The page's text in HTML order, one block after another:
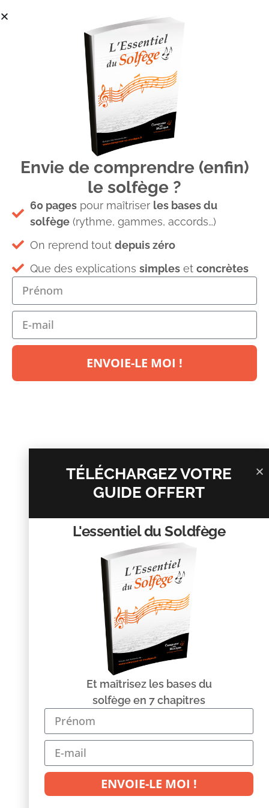
nuances musique
Laisser un commentaire
Votre adresse e-mail ne sera pas publiée.
obligatoires sont indiqués avec*
Enregistrer mon nom, mon e-mail et mon site dans le
navigateur pour mon prochain commentaire.
© Copyright Composer sa Musique | solfège, compo, home
studio 2013 – Tous droits réservés – Mentions légales
Envie de comprendre (enfin)
le solfège ?
60 pages pour maîtriser les bases du
solfège (rythme, gammes, accords…)
On reprend tout depuis zéro
Que des explications simples et concrètes
ENVOIE-LE MOI !
TÉLÉCHARGEZ VOTRE
GUIDE OFFERT
L'essentiel du Soldfège
Et maîtrisez les bases du
solfège en 7 chapitres
ENVOIE-LE MOI !